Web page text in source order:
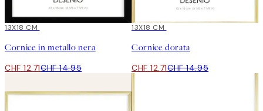
15%*
13X18 CM
Cornice in metallo nera
CHF 12.71CHF 14.95
15%*
13X18 CM
Cornice dorata
CHF 12.71CHF 14.95